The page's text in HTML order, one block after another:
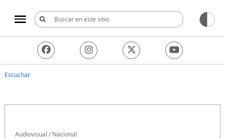
Escuchar
Audiovisual /Nacional